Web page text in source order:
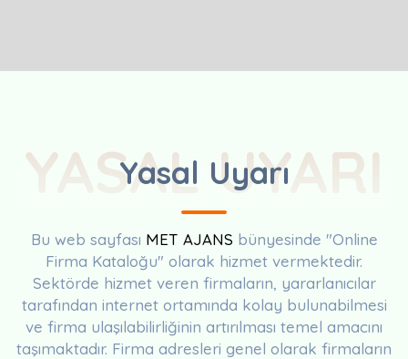
Yasal Uyarı
YASAL UYARI
Bu web sayfası MET AJANS bünyesinde "Online
Firma Kataloğu" olarak hizmet vermektedir.
Sektörde hizmet veren firmaların, yararlanıcılar
tarafından internet ortamında kolay bulunabilmesi
ve firma ulaşılabilirliğinin artırılması temel amacını
taşımaktadır. Firma adresleri genel olarak firmaların